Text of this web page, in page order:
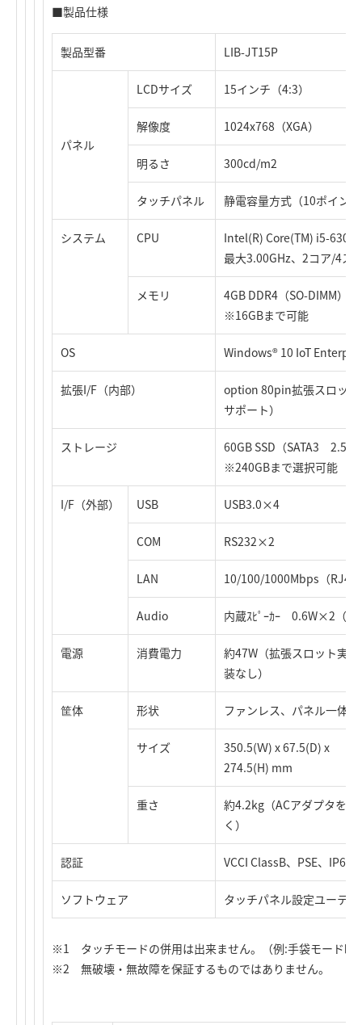
■製品仕様
製品型番 LIB-JT15P
パネル
LCDサイズ 15インチ（4:3）
解像度 1024x768（XGA）
明るさ 300cd/m2
タッチパネル 静電容量方式（10ポイン
システム CPU
Intel(R) Core(TM) i5-
最大3.00GHz、2コア/4ス
メモリ
4GB DDR4（SO-DIMM）
※16GBまで可能
OS Windows® 10 IoT
拡張I/F（内部）
option 80pin拡張スロッ
サポート）
ストレージ
60GB SSD（SATA3 2.5ｲ
※240GBまで選択可能
I/F（外部） USB USB3.0×4
COM RS232×2
LAN 10/100/1000Mbps（
Audio 内蔵ｽﾋﾟｰｶｰ 0.6W×2（ス
電源 消費電力
約47W（拡張スロット実
装なし）
筐体 形状 ファンレス、パネル一体
サイズ
350.5(Ｗ) x 67.5(D) x
274.5(H) mm
重さ
約4.2kg（ACアダプタを除
く）
認証 VCCI ClassB、PSE、IP65
ソフトウェア タッチパネル設定ユーティ
※1 タッチモードの併用は出来ません。（例:手袋モード時
※2 無破壊・無故障を保証するものではありません。